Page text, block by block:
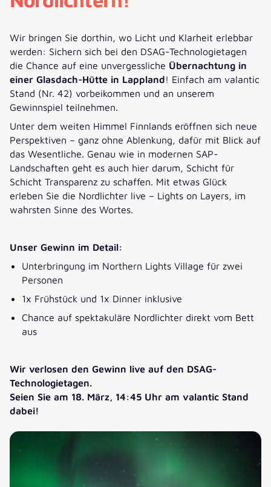
Wir bringen Sie dorthin, wo Licht und Klarheit erlebbar
werden: Sichern sich bei den DSAG-Technologietagen
die Chance auf eine unvergessliche Übernachtung in
einer Glasdach-Hütte in Lappland! Einfach am valantic
Stand (Nr. 42) vorbeikommen und an unserem
Gewinnspiel teilnehmen.
Unter dem weiten Himmel Finnlands eröffnen sich neue
Perspektiven – ganz ohne Ablenkung, dafür mit Blick auf
das Wesentliche. Genau wie in modernen SAP-
Landschaften geht es auch hier darum, Schicht für
Schicht Transparenz zu schaffen. Mit etwas Glück
erleben Sie die Nordlichter live – Lights on Layers, im
wahrsten Sinne des Wortes.
Unser Gewinn im Detail:
Unterbringung im Northern Lights Village für zwei
Personen
1x Frühstück und 1x Dinner inklusive
Chance auf spektakuläre Nordlichter direkt vom Bett
aus
Wir verlosen den Gewinn live auf den DSAG-
Technologietagen.
Seien Sie am 18. März, 14:45 Uhr am valantic Stand
dabei!